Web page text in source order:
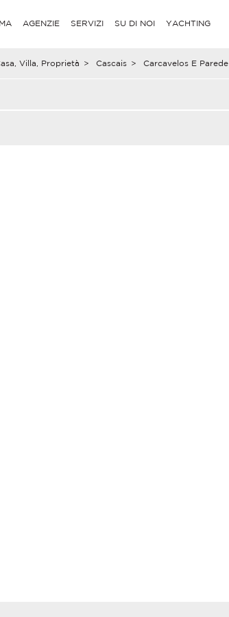
AGENZIE SERVIZI SU DI NOI YACHTING
Villa, Proprietà > Cascais > Carcavelos E Parede